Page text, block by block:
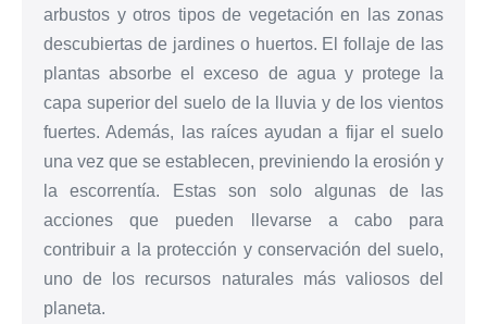
arbustos y otros tipos de vegetación en las zonas
descubiertas de jardines o huertos. El follaje de las
plantas absorbe el exceso de agua y protege la
capa superior del suelo de la lluvia y de los vientos
fuertes. Además, las raíces ayudan a fijar el suelo
una vez que se establecen, previniendo la erosión y
la escorrentía. Estas son solo algunas de las
acciones que pueden llevarse a cabo para
contribuir a la protección y conservación del suelo,
uno de los recursos naturales más valiosos del
planeta.